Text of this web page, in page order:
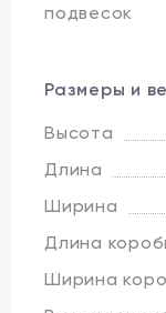
подвесок
Размеры и
Высота
Длина
Ширина
Длина
Ширина